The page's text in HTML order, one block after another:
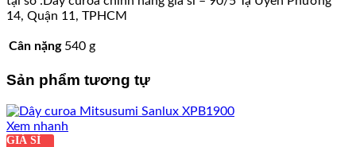
14, Quận 11, TPHCM
Cân nặng 540 g
Sản phẩm tương tự
Xem nhanh
GIÁ SỈ